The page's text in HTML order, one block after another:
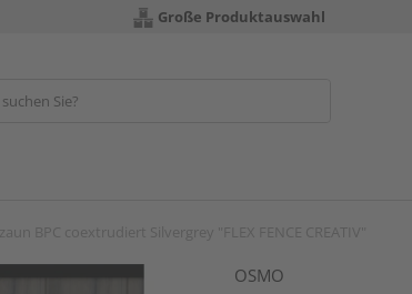
Große Produktauswahl
OSMO